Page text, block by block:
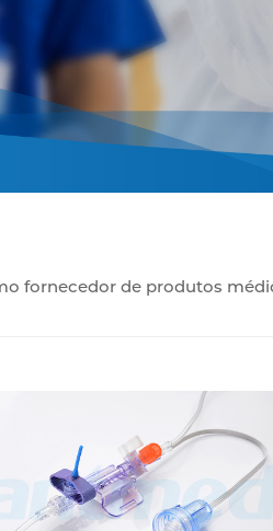
fornecedor de produtos
qualidade aos pacientes.
de sangue, aumentando a
e a qualidade garante
padrões, fornecendo um